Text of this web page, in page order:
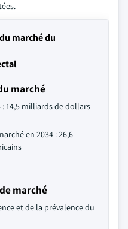
marché du
marché
14,5 milliards de dollars
en 2034 : 26,6
marché
et de la prévalence du